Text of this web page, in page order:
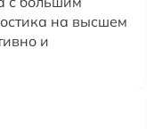
на высшем
и